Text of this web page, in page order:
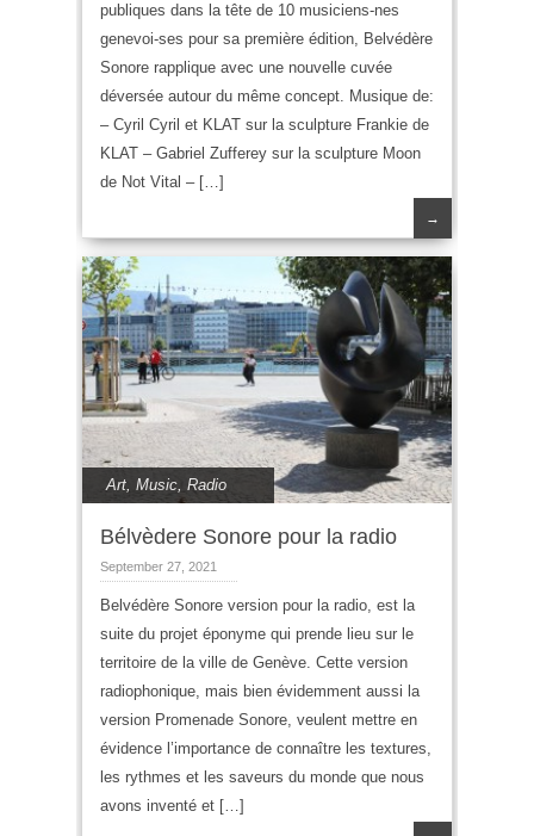
publiques dans la tête de 10 musiciens-nes
genevoi-ses pour sa première édition, Belvédère
Sonore rapplique avec une nouvelle cuvée
déversée autour du même concept. Musique de:
– Cyril Cyril et KLAT sur la sculpture Frankie de
KLAT – Gabriel Zufferey sur la sculpture Moon
de Not Vital – […]
→
Art Music Radio
Bélvèdere Sonore pour la radio
September 27, 2021
Belvédère Sonore version pour la radio, est la
suite du projet éponyme qui prende lieu sur le
territoire de la ville de Genève. Cette version
radiophonique, mais bien évidemment aussi la
version Promenade Sonore, veulent mettre en
évidence l’importance de connaître les textures,
les rythmes et les saveurs du monde que nous
avons inventé et […]